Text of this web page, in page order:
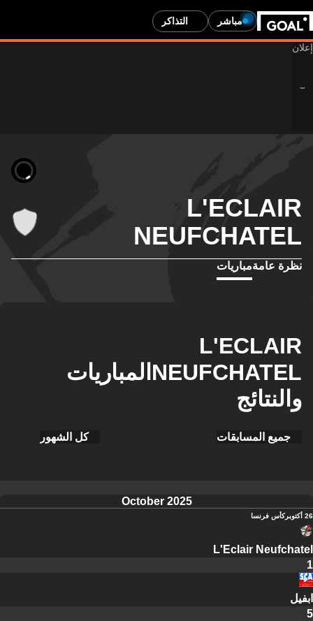
مباشر التذاكر
L'ECLAIR
NEUFCHATEL
نظرة عامةمباريات
L'ECLAIR
NEUFCHATELالمباريات
والنتائج
جميع المسابقات كل الشهور
October 2025
26 أكتوبر كأس فرنسا
L'Eclair Neufchatel
1
ابفيل
5